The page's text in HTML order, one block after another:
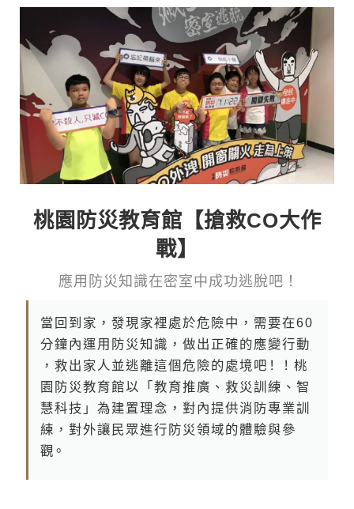
桃園防災教育館【搶救CO大作
戰】
應 用 防 災 知 識 在 密 室 中 成 功 逃 脫 吧 ！
當 回 到 家 ， 發 現 家 裡 處 於 危 險 中 ， 需 要 在 6 0
分 鐘 內 運 用 防 災 知 識 ， 做 出 正 確 的 應 變 行 動
， 救 出 家 人 並 逃 離 這 個 危 險 的 處 境 吧！ ！ 桃
園 防 災 教 育 館 以 「 教 育 推 廣 、 救 災 訓 練 、 智
慧 科 技 」 為 建 置 理 念 ， 對 內 提 供 消 防 專 業 訓
練 ， 對 外 讓 民 眾 進 行 防 災 領 域 的 體 驗 與 參
觀。